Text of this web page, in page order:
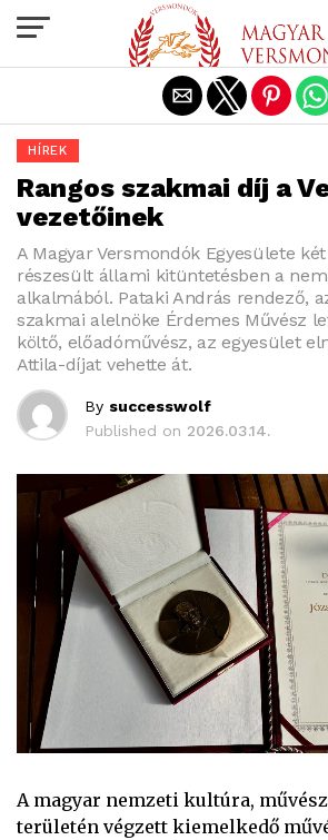
HÍREK
Rangos szakmai díj a
vezetőinek
A Magyar Versmondók Egyesülete
részesült állami kitüntetésben a
alkalmából. Pataki András rendező,
szakmai alelnöke Érdemes Művész
költő, előadóművész, az egyesület
Attila-díjat vehette át.
By successwolf
Published on 2026.03.14.
A magyar nemzeti kultúra,
területén végzett kiemelkedő
Exit mobile version